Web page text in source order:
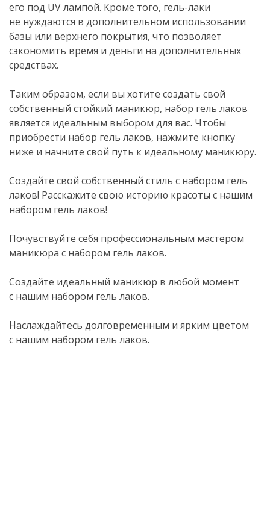
его под UV лампой. Кроме того, гель-лаки
не нуждаются в дополнительном использовании
базы или верхнего покрытия, что позволяет
сэкономить время и деньги на дополнительных
средствах.
Таким образом, если вы хотите создать свой
собственный стойкий маникюр, набор гель лаков
является идеальным выбором для вас. Чтобы
приобрести набор гель лаков, нажмите кнопку
ниже и начните свой путь к идеальному маникюру.
Создайте свой собственный стиль с набором гель
лаков! Расскажите свою историю красоты с нашим
набором гель лаков!
Почувствуйте себя профессиональным мастером
маникюра с набором гель лаков.
Создайте идеальный маникюр в любой момент
с нашим набором гель лаков.
Наслаждайтесь долговременным и ярким цветом
с нашим набором гель лаков.